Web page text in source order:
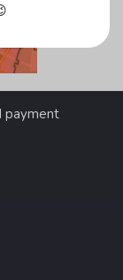
payment